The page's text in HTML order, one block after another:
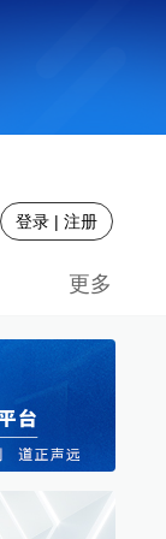
登录 | 注册
更多